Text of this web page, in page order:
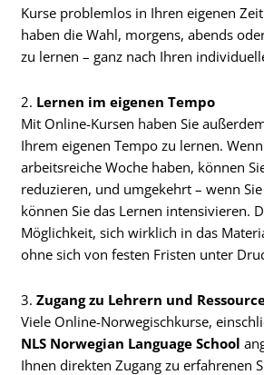
Kurse problemlos in Ihren eigenen
haben die Wahl, morgens, abends
zu lernen – ganz nach Ihren
2. Lernen im eigenen Tempo
Mit Online-Kursen haben Sie
Ihrem eigenen Tempo zu lernen.
arbeitsreiche Woche haben, können
reduzieren, und umgekehrt – wenn
können Sie das Lernen intensivieren.
Möglichkeit, sich wirklich in das
ohne sich von festen Fristen unter
3.Zugang zu Lehrern und
Viele Online-Norwegischkurse,
NLS Norwegian Language School
Ihnen direkten Zugang zu erfahrenen